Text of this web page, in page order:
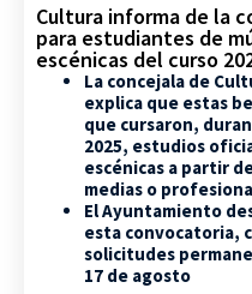
Cultura informa de la
para estudiantes de
escénicas del curso
La concejala de
explica que estas
que cursaron,
2025, estudios
escénicas a partir
medias o
El Ayuntamiento
esta convocatoria,
solicitudes
17 de agosto